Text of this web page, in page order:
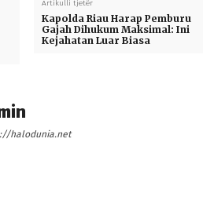
Artikulli tjetër
Kapolda Riau Harap Pemburu
Gajah Dihukum Maksimal: Ini
Kejahatan Luar Biasa
halodunia.net